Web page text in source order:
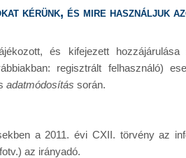
kérünk, és mire használjuk
és kifejezett
regisztrált felhasználó)
adatmódosítás során.
a 2011. évi CXII. törvény az
az irányadó.